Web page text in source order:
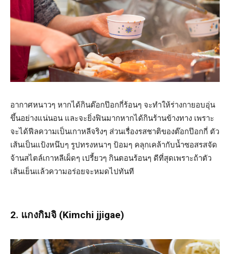
อากาศหนาวๆ หากได้กินต๊อกป๊อกกี่ร้อนๆ จะทำให้ร่างกายอบอุ่น
ขึ้นอย่างแน่นอน และจะยิ่งฟินมากหากได้กินร้านข้างทาง เพราะ
จะได้ฟีลความเป็นเกาหลีจริงๆ ส่วนเรื่องรสชาติของต๊อกป๊อกกี่ ตัว
เส้นเป็นแป้งหนึบๆ รูปทรงหนาๆ ป้อมๆ คลุกเคล้ากับน้ำซอสรสจัด
จ้านสไตล์เกาหลีเผ็ดๆ เปรี้ยวๆ กินตอนร้อนๆ ดีที่สุดเพราะถ้าตัว
เส้นเย็นแล้วความอร่อยจะหมดไปทันที
2. แกงกิมจิ (Kimchi jjigae)